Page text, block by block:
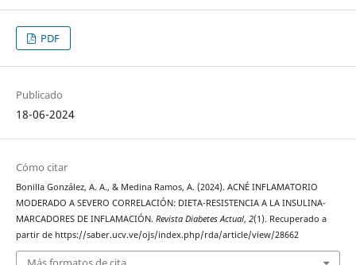
PDF
Publicado
18-06-2024
Cómo citar
Bonilla González, A. A., & Medina Ramos, A. (2024). ACNÉ INFLAMATORIO
MODERADO A SEVERO CORRELACIÓN: DIETA-RESISTENCIA A LA INSULINA-
MARCADORES DE INFLAMACIÓN. Revista Diabetes Actual, 2(1). Recuperado a
partir de https://saber.ucv.ve/ojs/index.php/rda/article/view/28662